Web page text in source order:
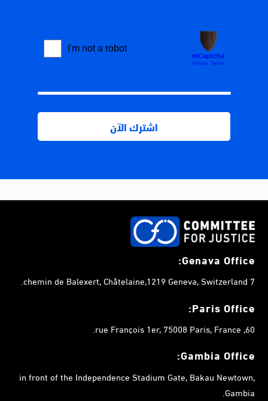
Genava Office:
7 chemin de Balexert, Châtelaine,1219 Geneva, Switzerland.
Paris Office:
60, rue François 1er, 75008 Paris, France.
Gambia Office:
in front of the Independence Stadium Gate, Bakau Newtown,
Gambia.